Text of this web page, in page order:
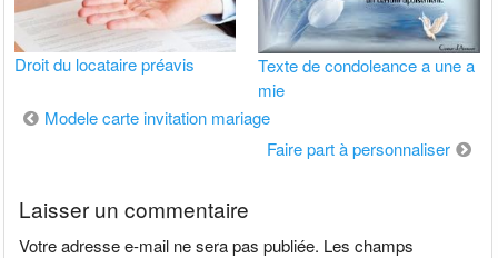
Droit du locataire préavis
Texte de condoleance a une a
mie
Navigation
Modele carte invitation mariage
Faire part à personnaliser
Laisser un commentaire
Votre adresse e-mail ne sera pas publiée. Les champs